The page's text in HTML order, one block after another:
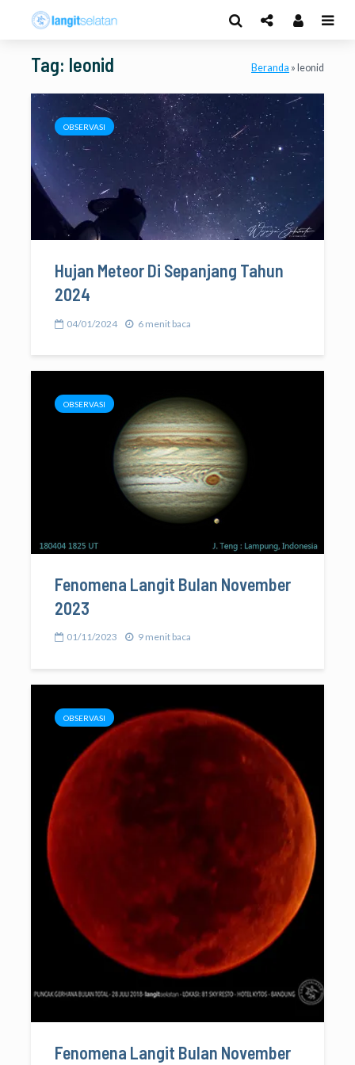
Tag: leonid Beranda » leonid
OBSERVASI
Hujan Meteor Di Sepanjang Tahun
2024
04/01/2024 6 menit baca
OBSERVASI
Fenomena Langit Bulan November
2023
01/11/2023 9 menit baca
OBSERVASI
Fenomena Langit Bulan November